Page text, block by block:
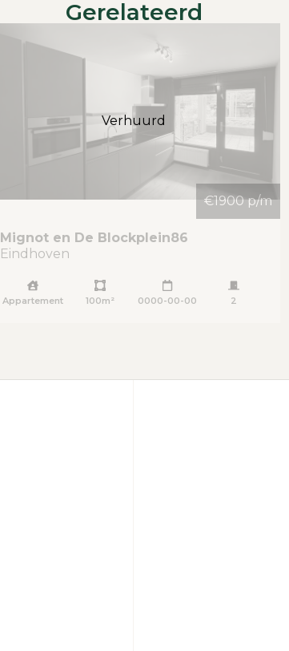
Gerelateerd
Verhuurd
€1900 p/m
Mignot en De Blockplein86
Eindhoven
Appartement 100m² 0000-00-00 2